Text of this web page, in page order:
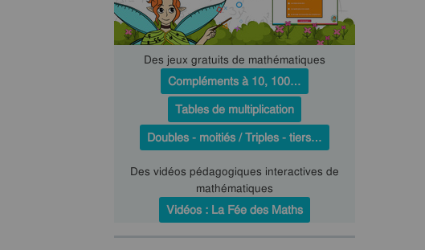
Des jeux gratuits de mathématiques
Compléments à 10, 100…
Tables de multiplication
Doubles - moitiés / Triples - tiers…
Des vidéos pédagogiques interactives de
mathématiques
Vidéos : La Fée des Maths